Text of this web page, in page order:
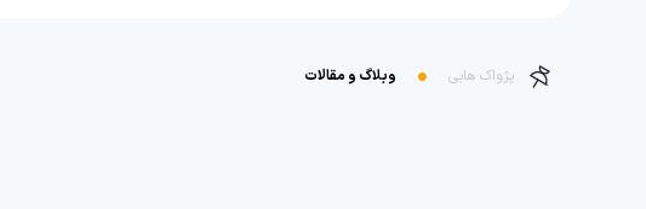
پژواک هابی وبلاگ و مقالات